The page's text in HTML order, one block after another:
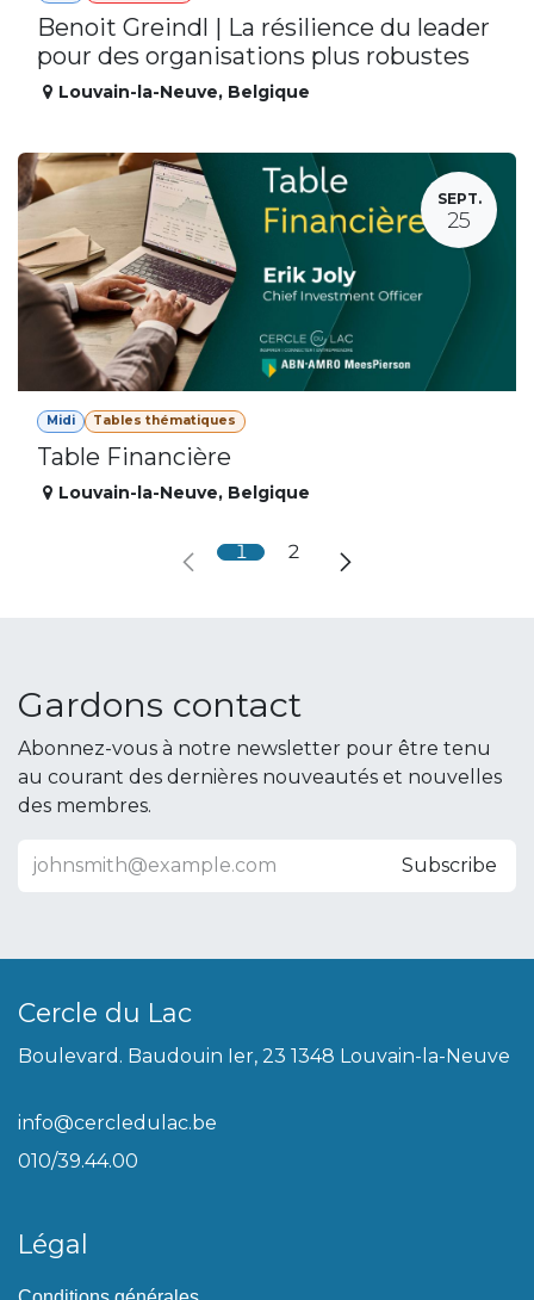
Benoit Greindl | La résilience du leader
pour des organisations plus robustes
Louvain-la-Neuve, Belgique
SEPT.
25
Midi Tables thématiques
Table Financière
Louvain-la-Neuve, Belgique
1 2
Gardons contact
Abonnez-vous à notre newsletter pour être tenu
au courant des dernières nouveautés et nouvelles
des membres.
Subscribe
Cercle du Lac
Boulevard. Baudouin Ier, 23 1348 Louvain-la-Neuve
info@cercledulac.be
010/39.44.00
Légal